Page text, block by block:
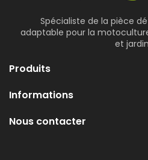
Spécialiste de la pièce
adaptable pour la
et
Produits
Informations
Nous contacter